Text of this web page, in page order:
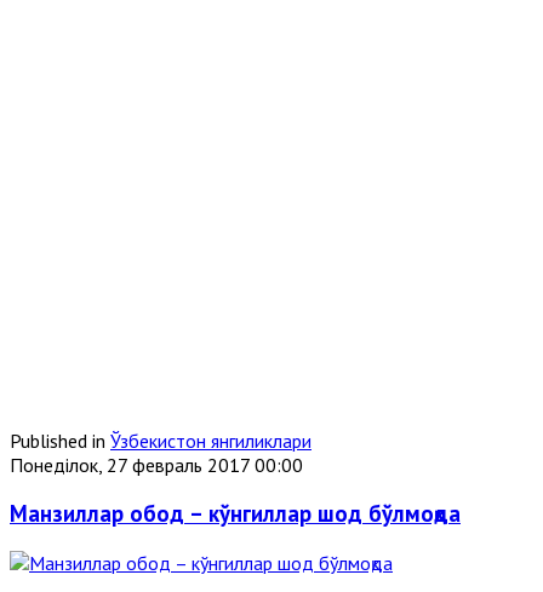
Published in Ўзбекистон янгиликлари
Понеділок, 27 февраль 2017 00:00
Манзиллар обод – кўнгиллар шод бўлмоқда